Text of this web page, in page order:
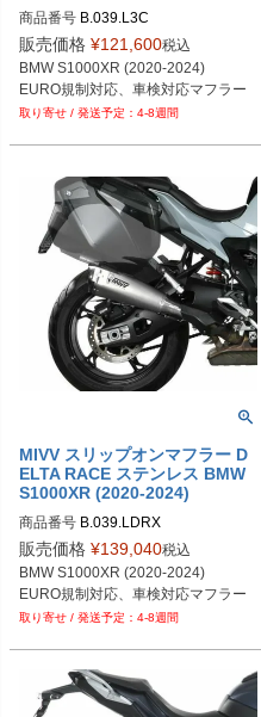
商品番号 B.039.L3C
販売価格 ¥121,600税込
BMW S1000XR (2020-2024)
EURO規制対応、車検対応マフラー
4-8週間
MIVV スリップオンマフラー D
ELTA RACE ステンレス BMW
S1000XR (2020-2024)
商品番号 B.039.LDRX
販売価格 ¥139,040税込
BMW S1000XR (2020-2024)
EURO規制対応、車検対応マフラー
4-8週間